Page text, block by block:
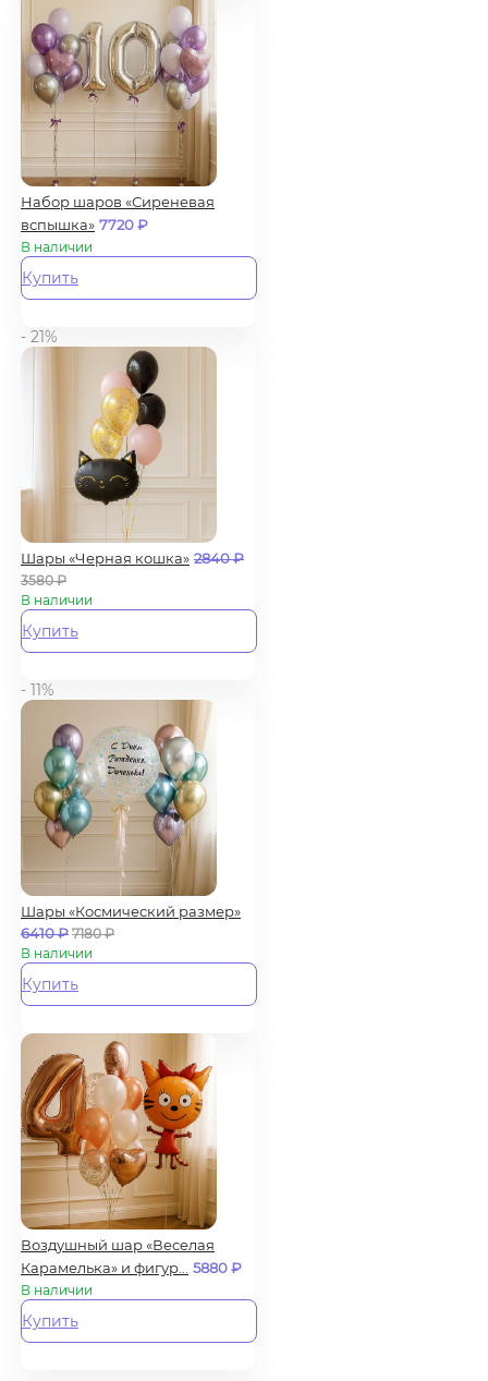
Набор шаров «Сиреневая
вспышка» 7720₽
В наличии
Купить
- 21%
Шары «Черная кошка» 2840₽
3580₽
В наличии
Купить
- 11%
Шары «Космический размер»
6410₽ 7180₽
В наличии
Купить
Воздушный шар «Веселая
Карамелька» и фигур...
5880₽
В наличии
Купить